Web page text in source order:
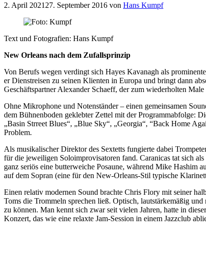
2. April 2021 27. September 2016 von Hans Kumpf
Text und Fotografien: Hans Kumpf
New Orleans nach dem Zufallsprinzip
Von Berufs wegen verdingt sich Hayes Kavanagh als
er Dienstreisen zu seinen Klienten in Europa und bringt dann
Geschäftspartner Alexander Schaeff, der zum wiederholten
Ohne Mikrophone und Notenständer – einen gemeinsamen
dem Bühnenboden geklebter Zettel mit der Programmabfolge:
„Basin Strreet Blues“, „Blue Sky“, „Georgia“, “Back Home
Problem.
Als musikalischer Direktor des Sextetts fungierte dabei
für die jeweiligen Soloimprovisatoren fand. Caranicas tat sich
ganz seriös eine butterweiche Posaune, während Mike Hashim
auf dem Sopran (eine für den New-Orleans-Stil typische
Einen relativ modernen Sound brachte Chris Flory mit seiner
Toms die Trommeln sprechen ließ. Optisch, lautstärkemäßig
zu können. Man kennt sich zwar seit vielen Jahren, hatte in
Konzert, das wie eine relaxte Jam-Session in einem Jazzclub